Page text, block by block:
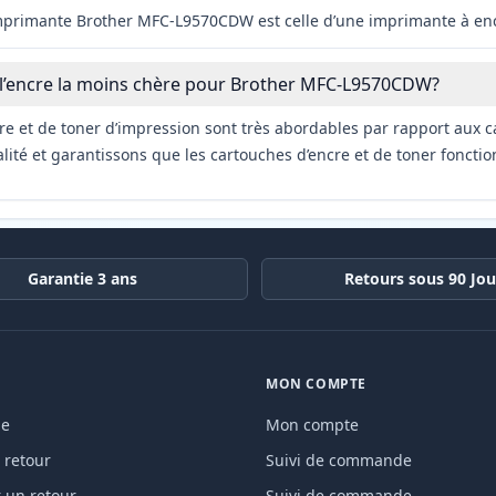
Brother MFC-L9570CDW est celle d’une imprimante à
la moins chère pour Brother MFC-L9570CDW?
et de toner d’impression sont très abordables par rapport aux
et garantissons que les cartouches d’encre et de toner
Garantie 3 ans Retours sous 90
retour
MON COMPTE
Mon compte
Suivi de commande